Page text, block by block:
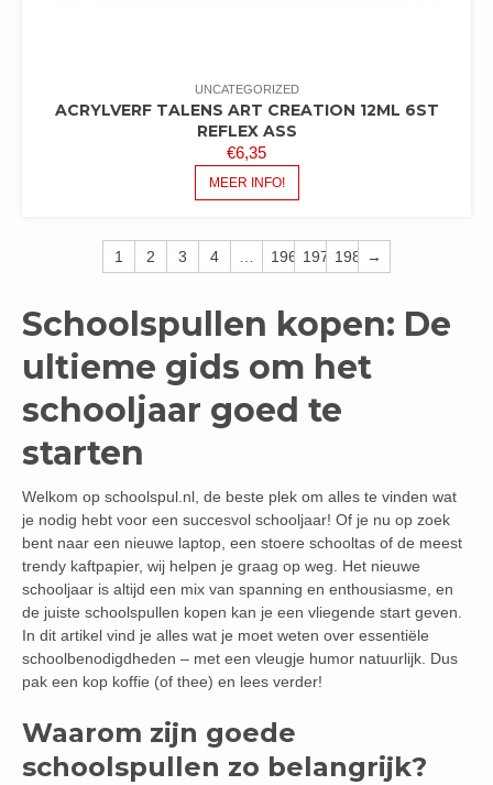
UNCATEGORIZED
ACRYLVERF TALENS ART CREATION 12ML 6ST
REFLEX ASS
€6,35
MEER INFO!
1 2 3 4 … 196 197 198 →
Schoolspullen kopen: De
ultieme gids om het
schooljaar goed te
starten
Welkom op schoolspul.nl, de beste plek om alles te vinden wat
je nodig hebt voor een succesvol schooljaar! Of je nu op zoek
bent naar een nieuwe laptop, een stoere schooltas of de meest
trendy kaftpapier, wij helpen je graag op weg. Het nieuwe
schooljaar is altijd een mix van spanning en enthousiasme, en
de juiste schoolspullen kopen kan je een vliegende start geven.
In dit artikel vind je alles wat je moet weten over essentiële
schoolbenodigdheden – met een vleugje humor natuurlijk. Dus
pak een kop koffie (of thee) en lees verder!
Waarom zijn goede
schoolspullen zo belangrijk?